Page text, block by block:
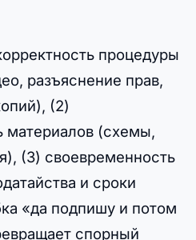
процедуры
разъяснение прав,
(2)
материалов (схемы,
(3) своевременность
и сроки
«да подпишу и потом
спорный